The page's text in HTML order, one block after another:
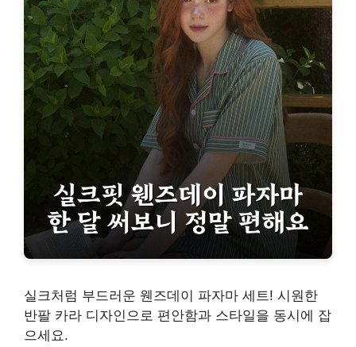
실크처럼 부드러운 웬즈데이 파자마 세트! 시원한
반팔 카라 디자인으로 편안함과 스타일을 동시에 잡
으세요.